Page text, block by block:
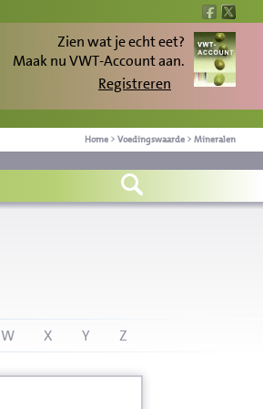
Zien wat je echt eet?
Maak nu VWT-Account aan.
Registreren
Home > Voedingswaarde > Mineralen
W X Y Z